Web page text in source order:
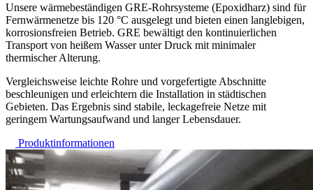
Unsere wärmebeständigen GRE-Rohrsysteme (Epoxidharz) sind für
Fernwärmenetze bis 120 °C ausgelegt und bieten einen langlebigen,
korrosionsfreien Betrieb. GRE bewältigt den kontinuierlichen
Transport von heißem Wasser unter Druck mit minimaler
thermischer Alterung.
Vergleichsweise leichte Rohre und vorgefertigte Abschnitte
beschleunigen und erleichtern die Installation in städtischen
Gebieten. Das Ergebnis sind stabile, leckagefreie Netze mit
geringem Wartungsaufwand und langer Lebensdauer.
Produktinformationen